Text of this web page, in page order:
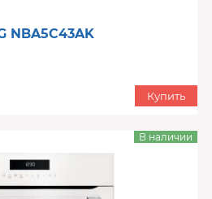
NBA5C43AK
Купить
В наличии